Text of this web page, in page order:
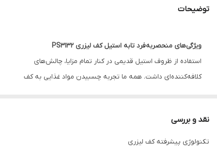
درب پیرکس با نوار سیلیکونی
توضیحات
ویژگی‌های منحصربه‌فرد تابه استیل کف لیزری PS3132
استفاده از ظروف استیل قدیمی در کنار تمام مزایا، چالش‌های
کلافه‌کننده‌ای داشت. همه ما تجربه چسبیدن مواد غذایی به کف
چالش‌ها باعث می‌شد بسیاری از کاربران علی‌رغم میل باطنی، از این
ظروف استفاده نکنند. اما
نقد و بررسی
تکنولوژی پیشرفته کف لیزری